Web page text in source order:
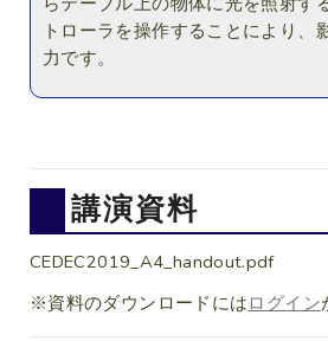
トローラを操作することにより
力です。
講演資料
CEDEC2019_A4_handout.pdf
※資料のダウンロードには ログイン